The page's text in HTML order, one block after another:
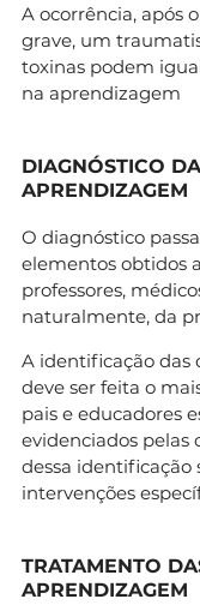
A ocorrência, após
grave, um
toxinas podem
na aprendizagem
DIAGNÓSTICO
APRENDIZAGEM
O diagnóstico
elementos obtidos
professores,
naturalmente, da
A identificação das
deve ser feita o
pais e educadores
evidenciados pelas
dessa identificação
intervenções
TRATAMENTO
APRENDIZAGEM